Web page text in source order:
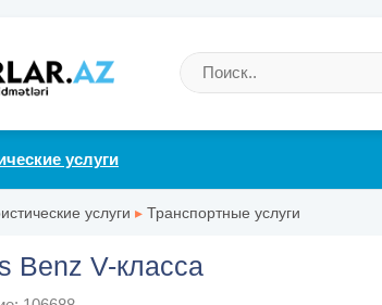
услуги
услуги ▸ Транспортные услуги
Benz V-класса